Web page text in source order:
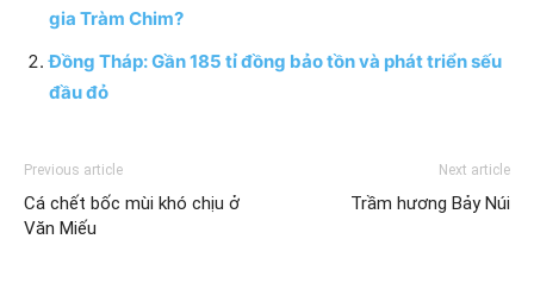
gia Tràm Chim?
Đồng Tháp: Gần 185 tỉ đồng bảo tồn và phát triển sếu
đầu đỏ
Previous article
Cá chết bốc mùi khó chịu ở
Văn Miếu
Next article
Trầm hương Bảy Núi